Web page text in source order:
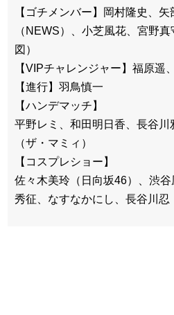
【ゴチメンバー】岡村隆史、
（NEWS）、小芝風花、宮野
図）
【VIPチャレンジャー】福原遥
【進行】羽鳥慎一
【ハンデマッチ】
平野レミ、和田明日香、長谷
（ザ・マミィ）
【コスプレショー】
佐々木美玲（日向坂46）、渋
秀征、なすなかにし、長谷川忍